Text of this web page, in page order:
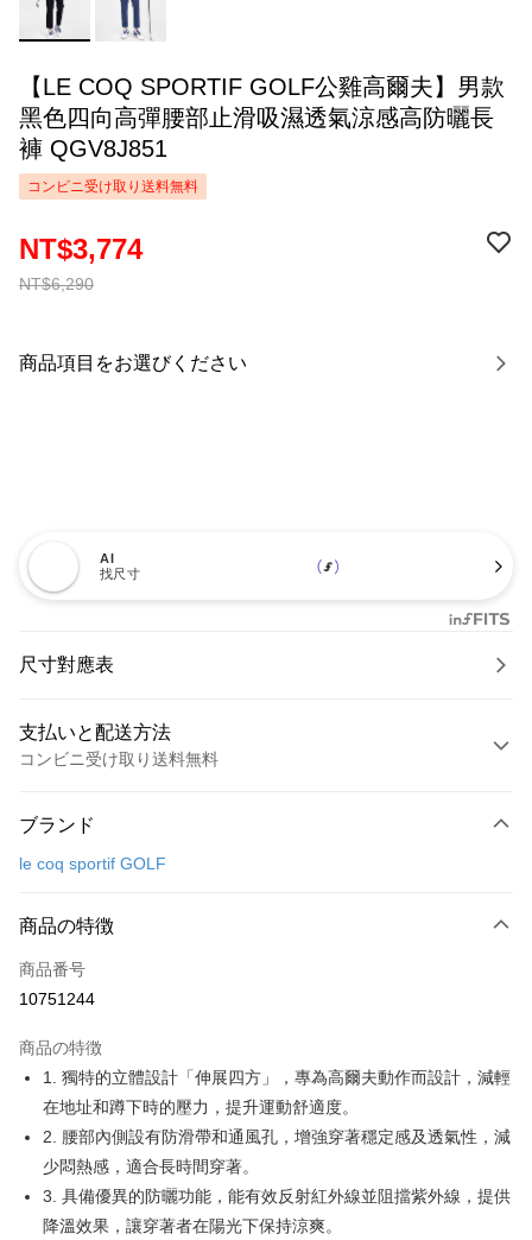
【LE COQ SPORTIF GOLF公雞高爾夫】男款
黑色四向高彈腰部止滑吸濕透氣涼感高防曬長
褲 QGV8J851
コンビニ受け取り送料無料
NT$6,290
NT$3,774
商品項目をお選びください
AI
找尺寸
尺寸對應表
支払いと配送方法
コンビニ受け取り送料無料
クレジットカード1回払い
LINE Pay
Apple Pay
Easy Wallet
OP Pay Later
説明
【OP Pay Later 使用説明】
1. 本サービスは台湾大哥大によって提供され、台湾大哥大のユーザーは追
加の申請なしで即時に利用可能です。
2. 支払い方法で「OP Pay Later」を選択すると、注文が成立した後に自動
AFTEE代金後払い
説明
一、 AFTEE代金後払いについて
ブランド
le coq sportif GOLF
商品の特徴
商品番号
10751244
商品の特徴
1. 獨特的立體設計「伸展四方」，專為高爾夫動作而設計，減輕
在地址和蹲下時的壓力，提升運動舒適度。
2. 腰部內側設有防滑帶和通風孔，增強穿著穩定感及透氣性，減
少悶熱感，適合長時間穿著。
3. 具備優異的防曬功能，能有效反射紅外線並阻擋紫外線，提供
降溫效果，讓穿著者在陽光下保持涼爽。